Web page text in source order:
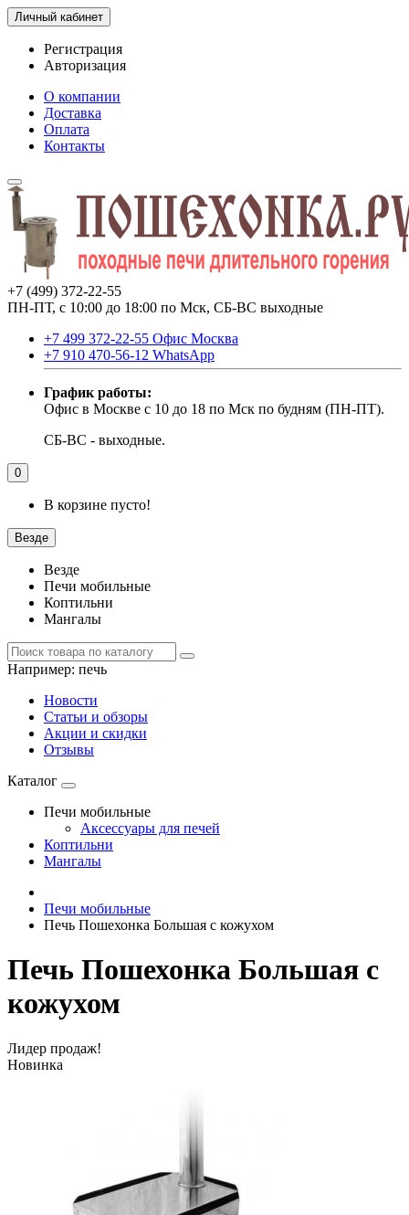
Личный кабинет
Регистрация
Авторизация
О компании
Доставка
Оплата
Контакты
+7 (499) 372-22-55
ПН-ПТ, с 10:00 до 18:00 по Мск, СБ-ВС выходные
+7 499 372-22-55 Офис Москва
+7 910 470-56-12 WhatsApp
График работы:
Офис в Москве с 10 до 18 по Мск по будням (ПН-ПТ).
СБ-ВС - выходные.
0
В корзине пусто!
Везде
Везде
Печи мобильные
Коптильни
Мангалы
Например: печь
Новости
Статьи и обзоры
Акции и скидки
Отзывы
Каталог
Печи мобильные
Аксессуары для печей
Коптильни
Мангалы
Печи мобильные
Печь Пошехонка Большая с кожухом
Печь Пошехонка Большая с
кожухом
Лидер продаж!
Новинка